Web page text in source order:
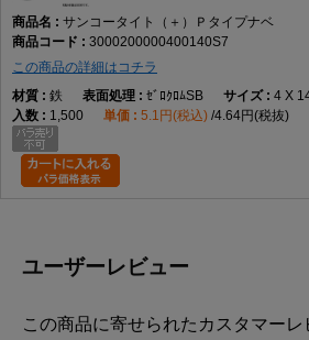
サンコータイト（＋）Ｐタイプナベ
3000200000400140S7
この商品の詳細はコチラ
鉄
ｾﾞﾛｸﾛﾑSB 4 X
1,500
5.1円(税込) 4.64円(税抜)
ユーザーレビュー
この商品に寄せられたカスタマーレ